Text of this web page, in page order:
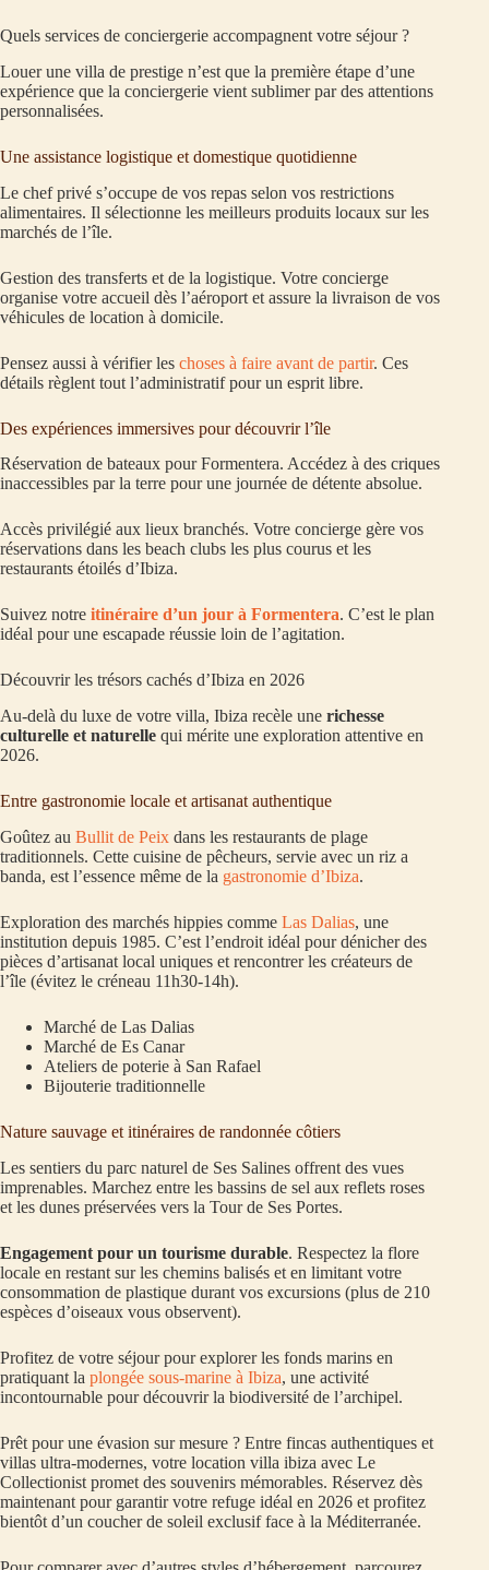
Quels services de conciergerie accompagnent votre séjour ?
Louer une villa de prestige n’est que la première étape d’une
expérience que la conciergerie vient sublimer par des attentions
personnalisées.
Une assistance logistique et domestique quotidienne
Le chef privé s’occupe de vos repas selon vos restrictions
alimentaires. Il sélectionne les meilleurs produits locaux sur les
marchés de l’île.
Gestion des transferts et de la logistique. Votre concierge
organise votre accueil dès l’aéroport et assure la livraison de vos
véhicules de location à domicile.
Pensez aussi à vérifier les choses à faire avant de partir. Ces
détails règlent tout l’administratif pour un esprit libre.
Des expériences immersives pour découvrir l’île
Réservation de bateaux pour Formentera. Accédez à des criques
inaccessibles par la terre pour une journée de détente absolue.
Accès privilégié aux lieux branchés. Votre concierge gère vos
réservations dans les beach clubs les plus courus et les
restaurants étoilés d’Ibiza.
Suivez notre itinéraire d’un jour à Formentera. C’est le plan
idéal pour une escapade réussie loin de l’agitation.
Découvrir les trésors cachés d’Ibiza en 2026
Au-delà du luxe de votre villa, Ibiza recèle une richesse
culturelle et naturelle qui mérite une exploration attentive en
2026.
Entre gastronomie locale et artisanat authentique
Goûtez au Bullit de Peix dans les restaurants de plage
traditionnels. Cette cuisine de pêcheurs, servie avec un riz a
banda, est l’essence même de la gastronomie d’Ibiza.
Exploration des marchés hippies comme Las Dalias, une
institution depuis 1985. C’est l’endroit idéal pour dénicher des
pièces d’artisanat local uniques et rencontrer les créateurs de
l’île (évitez le créneau 11h30-14h).
Marché de Las Dalias
Marché de Es Canar
Ateliers de poterie à San Rafael
Bijouterie traditionnelle
Nature sauvage et itinéraires de randonnée côtiers
Les sentiers du parc naturel de Ses Salines offrent des vues
imprenables. Marchez entre les bassins de sel aux reflets roses
et les dunes préservées vers la Tour de Ses Portes.
Engagement pour un tourisme durable. Respectez la flore
locale en restant sur les chemins balisés et en limitant votre
consommation de plastique durant vos excursions (plus de 210
espèces d’oiseaux vous observent).
Profitez de votre séjour pour explorer les fonds marins en
pratiquant la plongée sous-marine à Ibiza, une activité
incontournable pour découvrir la biodiversité de l’archipel.
Prêt pour une évasion sur mesure ? Entre fincas authentiques et
villas ultra-modernes, votre location villa ibiza avec Le
Collectionist promet des souvenirs mémorables. Réservez dès
maintenant pour garantir votre refuge idéal en 2026 et profitez
bientôt d’un coucher de soleil exclusif face à la Méditerranée.